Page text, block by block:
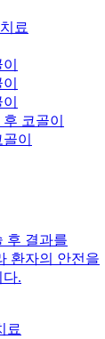
료
코골이
이
후 결과를
환자의 안전을
다.
료